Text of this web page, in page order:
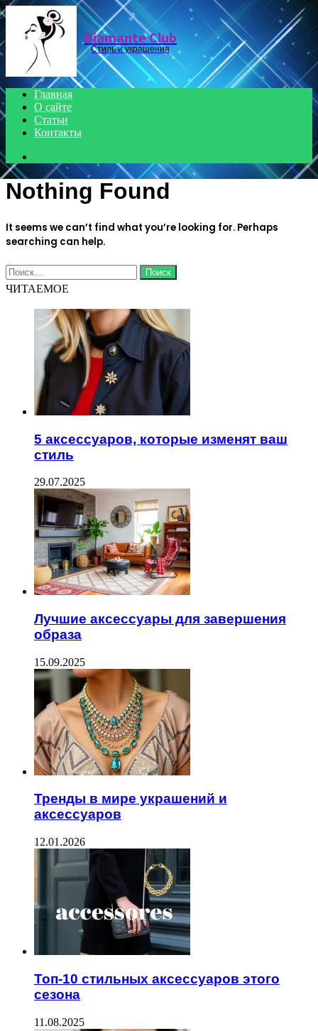
Menu
Diamante Club
Стиль и украшения
Главная
О сайте
Статьи
Контакты
Nothing Found
It seems we can’t find what you’re looking for. Perhaps
searching can help.
Найти:
ЧИТАЕМОЕ
5 аксессуаров, которые изменят ваш
стиль
29.07.2025
Лучшие аксессуары для завершения
образа
15.09.2025
Тренды в мире украшений и
аксессуаров
12.01.2026
Топ-10 стильных аксессуаров этого
сезона
11.08.2025